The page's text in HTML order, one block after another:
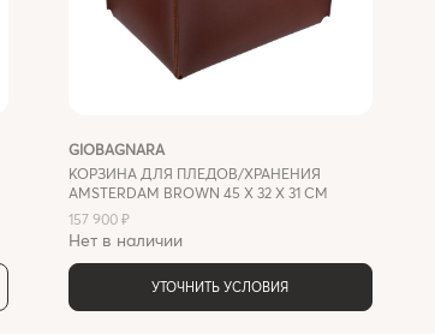
GIOBAGNARA
КОРЗИНА ДЛЯ ПЛЕДОВ/ХРАНЕНИЯ
AMSTERDAM BROWN 45 X 32 X 31 СМ
157 900 ₽
Нет в наличии
УТОЧНИТЬ УСЛОВИЯ